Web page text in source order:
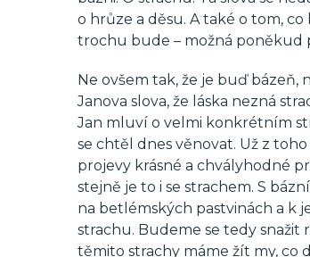
o hrůze a děsu. A také o tom,
trochu bude – možná poněkud
Ne ovšem tak, že je buď
Janova slova, že láska nezná
Jan mluví o velmi konkrétním
se chtěl dnes věnovat. Už z
projevy krásné a chvályhodné
stejně je to i se strachem. S
na betlémských pastvinách a k
strachu. Budeme se tedy snažit
těmito strachy máme žít my, co